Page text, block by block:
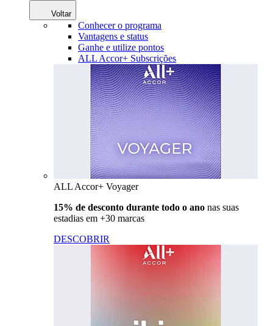
Voltar
Conhecer o programa
Vantagens e status
Ganhe e utilize pontos
ALL Accor+ Subscrições
ALL Accor+ Voyager
15% de desconto durante todo o ano nas suas
estadias em +30 marcas
DESCOBRIR